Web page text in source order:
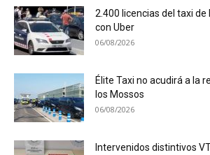
2.400 licencias del taxi
con Uber
06/08/2026
Élite Taxi no acudirá a la
los Mossos
06/08/2026
Intervenidos distintivos